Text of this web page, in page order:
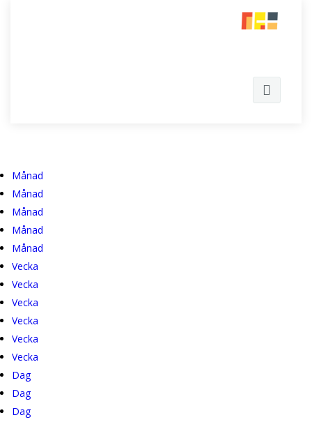
Hem
Om oss
Vår tro och värdegrund
Vår vision
Organisation
Verksamhet
Barn
Bön
Samtal och själavård
En gåva till stan
Om EGTS
Lyssna
Kontakta oss
Primära flikar
Månad
Månad
Månad
Månad
Månad
Vecka
Vecka
Vecka
Vecka
Vecka
Vecka
Dag
Dag(aktiv flik)
Dag